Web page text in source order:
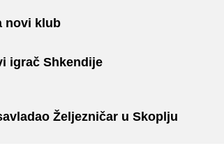
novi klub
igrač Shkendije
Željezničar u Skoplju